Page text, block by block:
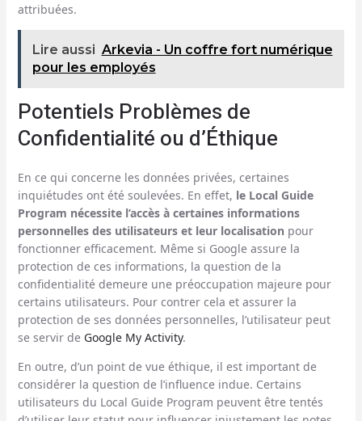
attribuées.
Lire aussi Arkevia - Un coffre fort numérique
pour les employés
Potentiels Problèmes de
Confidentialité ou d’Éthique
En ce qui concerne les données privées, certaines
inquiétudes ont été soulevées. En effet, le Local Guide
Program nécessite l’accès à certaines informations
personnelles des utilisateurs et leur localisation pour
fonctionner efficacement. Même si Google assure la
protection de ces informations, la question de la
confidentialité demeure une préoccupation majeure pour
certains utilisateurs. Pour contrer cela et assurer la
protection de ses données personnelles, l’utilisateur peut
se servir de Google My Activity.
En outre, d’un point de vue éthique, il est important de
considérer la question de l’influence indue. Certains
utilisateurs du Local Guide Program peuvent être tentés